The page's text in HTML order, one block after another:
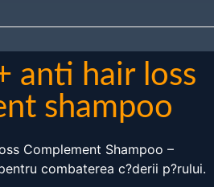
anti hair loss
shampoo
Complement Shampoo –
combaterea c?derii p?rului.